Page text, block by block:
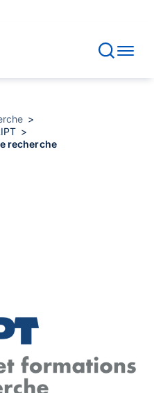
recherche